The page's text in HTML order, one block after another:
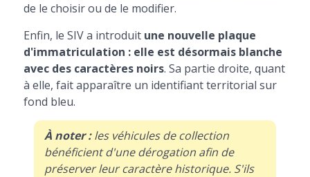
de le choisir ou de le modifier.
Enfin, le SIV a introduit une nouvelle plaque
d'immatriculation : elle est désormais blanche
avec des caractères noirs. Sa partie droite, quant
à elle, fait apparaître un identifiant territorial sur
fond bleu.
À noter :les véhicules de collection
bénéficient d'une dérogation afin de
préserver leur caractère historique. S'ils